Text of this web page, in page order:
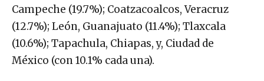
Campeche (19.7%); Coatzacoalcos, Veracruz
(12.7%); León, Guanajuato (11.4%); Tlaxcala
(10.6%); Tapachula, Chiapas, y, Ciudad de
México (con 10.1% cada una).